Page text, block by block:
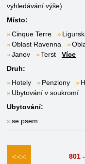
vyhledávání výše)
Místo:
Cinque Terre
Oblast Ravenna
Janov
Terst
Více
Druh:
Hotely
Penziony
Ubytování v soukromí
Ubytování:
se psem
<<< 801